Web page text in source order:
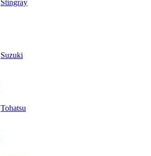
Stingray
Suzuki
Tohatsu